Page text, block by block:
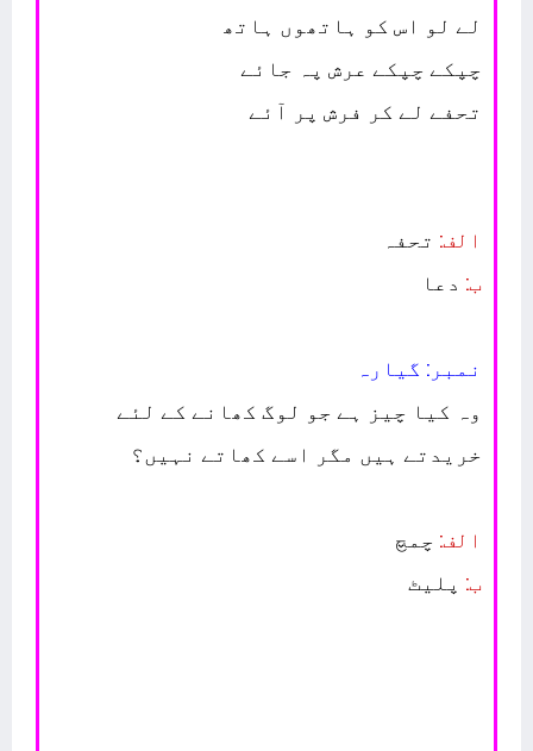
لے لو اس کو ہاتھوں ہاتھ
چپکے چپکے عرش پہ جائے
تحفے لے کر فرش پر آئے
الف: تحفہ
ب: دعا
نمبر: گیارہ
وہ کیا چیز ہے جو لوگ کھانے کے لئے
خریدتے ہیں مگر اسے کھاتے نہیں؟
الف: چمچ
ب: پلیٹ